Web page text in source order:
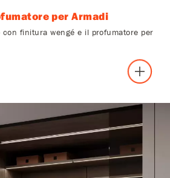
per Armadi
finitura wengé e il profumatore per